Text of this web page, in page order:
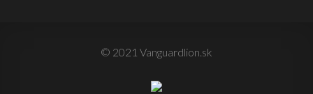
© 2021 Vanguardlion.sk